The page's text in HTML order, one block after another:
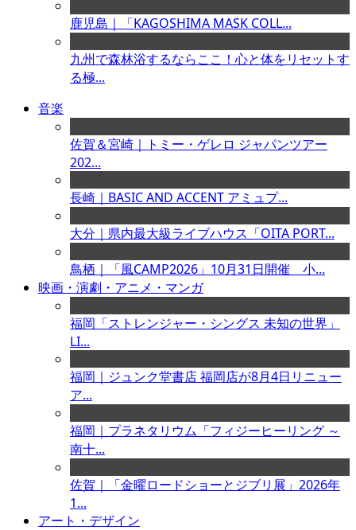
鹿児島｜「KAGOSHIMA MASK COLL...
九州で森林浴するならここ！心と体をリセットす
る極...
音楽
佐賀＆宮崎｜トミー・ゲレロ ジャパンツアー
202...
長崎｜BASIC AND ACCENT アミュプ...
大分｜県内最大級ライブハウス「OITA PORT...
鳥栖｜「風CAMP2026」10月31日開催 小...
映画・演劇・アニメ・マンガ
福岡「ストレンジャー・シングス 未知の世界」
LI...
福岡｜ジュンク堂書店 福岡店が8月4日リニュー
ア...
福岡｜プラネタリウム「フィジーヒーリング ～
南十...
佐賀｜「金曜ロードショーとジブリ展」2026年
1...
アート・デザイン